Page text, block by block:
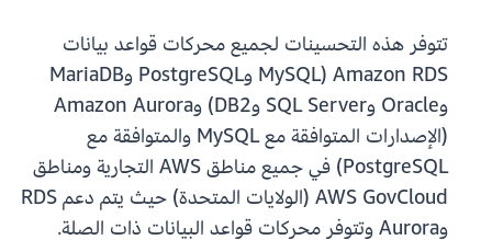
تتوفر هذه التحسينات لجميع محركات قواعد بيانات
Amazon RDS (MySQL وPostgreSQL وMariaDB
وOracle وSQL Server وDB2) وAmazon Aurora
(الإصدارات المتوافقة مع MySQL والمتوافقة مع
PostgreSQL) في جميع مناطق AWS التجارية ومناطق
AWS GovCloud (الولايات المتحدة) حيث يتم دعم RDS
وAurora وتتوفر محركات قواعد البيانات ذات الصلة.